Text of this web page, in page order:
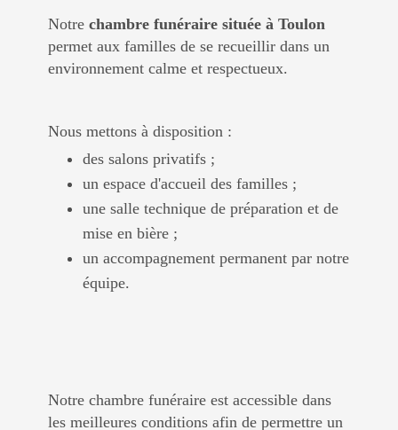
Notre chambre funéraire située à Toulon
permet aux familles de se recueillir dans un
environnement calme et respectueux.
Nous mettons à disposition :
des salons privatifs ;
un espace d'accueil des familles ;
une salle technique de préparation et de
mise en bière ;
un accompagnement permanent par notre
équipe.
Notre chambre funéraire est accessible dans
les meilleures conditions afin de permettre un